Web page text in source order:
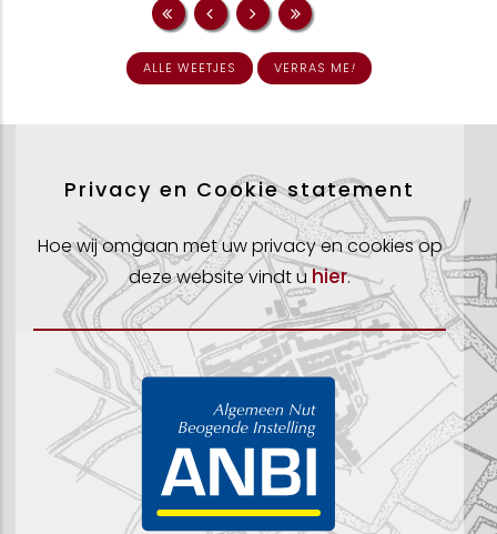
ALLE WEETJES VERRAS ME!
Privacy en Cookie statement
Hoe wij omgaan met uw privacy en cookies op
deze website vindt u hier.